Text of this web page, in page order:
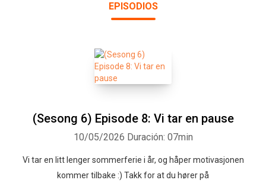
EPISODIOS
(Sesong 6) Episode 8: Vi tar en pause
10/05/2026 Duración: 07min
Vi tar en litt lenger sommerferie i år, og håper motivasjonen
kommer tilbake :) Takk for at du hører på